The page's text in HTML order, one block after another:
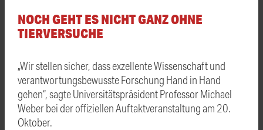
NOCH GEHT ES NICHT GANZ OHNE
TIERVERSUCHE
„Wir stellen sicher, dass exzellente Wissenschaft und
verantwortungsbewusste Forschung Hand in Hand
gehen“, sagte Universitätspräsident Professor Michael
Weber bei der offiziellen Auftaktveranstaltung am 20.
Oktober.